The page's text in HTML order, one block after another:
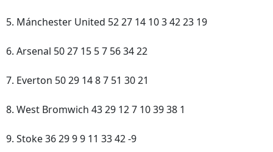
5. Mánchester United 52 27 14 10 3 42 23 19
6. Arsenal 50 27 15 5 7 56 34 22
7. Everton 50 29 14 8 7 51 30 21
8. West Bromwich 43 29 12 7 10 39 38 1
9. Stoke 36 29 9 9 11 33 42 -9